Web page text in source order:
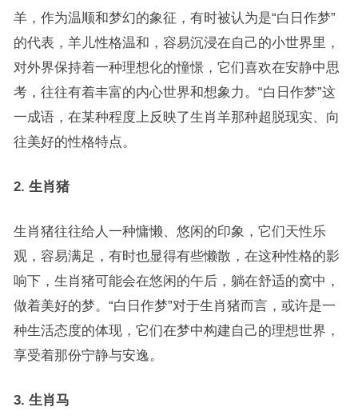
羊，作为温顺和梦幻的象征，有时被认为是“白日作梦”
的代表，羊儿性格温和，容易沉浸在自己的小世界里，
对外界保持着一种理想化的憧憬，它们喜欢在安静中思
考，往往有着丰富的内心世界和想象力。“白日作梦”这
一成语，在某种程度上反映了生肖羊那种超脱现实、向
往美好的性格特点。
2. 生肖猪
生肖猪往往给人一种慵懒、悠闲的印象，它们天性乐
观，容易满足，有时也显得有些懒散，在这种性格的影
响下，生肖猪可能会在悠闲的午后，躺在舒适的窝中，
做着美好的梦。“白日作梦”对于生肖猪而言，或许是一
种生活态度的体现，它们在梦中构建自己的理想世界，
享受着那份宁静与安逸。
3. 生肖马